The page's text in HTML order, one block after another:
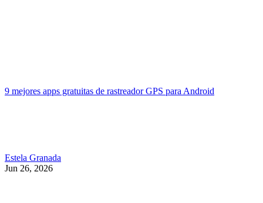
9 mejores apps gratuitas de rastreador GPS para Android
Estela Granada
Jun 26, 2026